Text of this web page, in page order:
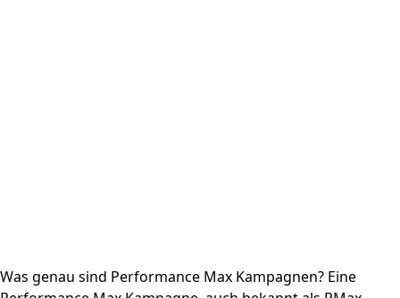
Was genau sind Performance Max Kampagnen? Eine